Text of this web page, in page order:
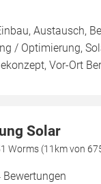
Austausch,
/ Optimierung,
Vor-Ort
Solar
Worms (11km von
Bewertungen